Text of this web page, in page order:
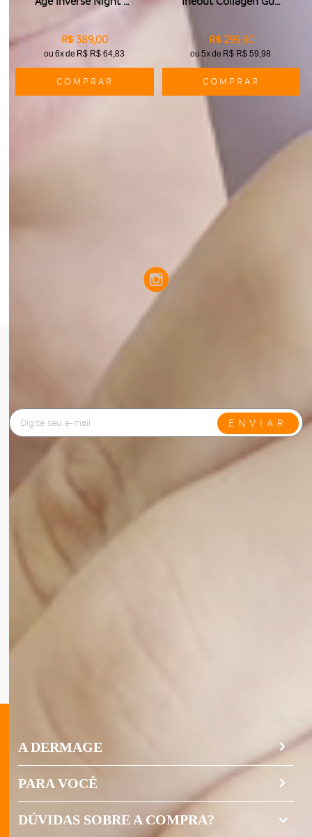
R$ 389,00
ou 6xde R$ R$ 64,83
COMPRAR
R$ 299,90
ou 5xde R$ R$ 59,98
COMPRAR
PERGUNTE E VEJA OPINIÕES DE QUEM
NEWSLETTER
ENVIAR
Ao se cadastrar você irá concordar com a nossa
política de
privacidade.
CIÊNCIA COM RESULTADOS VERDADEIROS
A DERMAGE
PARA VOCÊ
DÚVIDAS SOBRE A COMPRA?